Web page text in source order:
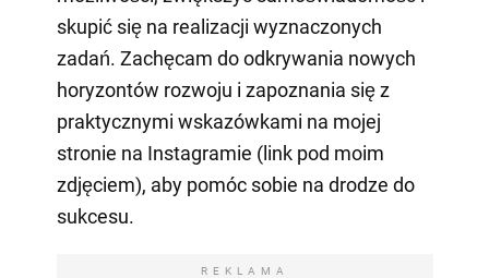
skupić się na realizacji wyznaczonych
zadań. Zachęcam do odkrywania nowych
horyzontów rozwoju i zapoznania się z
praktycznymi wskazówkami na mojej
stronie na Instagramie (link pod moim
zdjęciem), aby pomóc sobie na drodze do
sukcesu.
REKLAMA